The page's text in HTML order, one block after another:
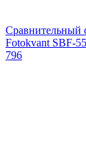
Сравнительный
Fotokvant SBF-
796